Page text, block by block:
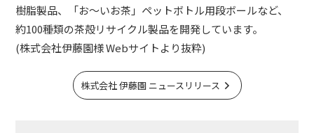
樹脂製品、「お～いお茶」ペットボトル用段ボールなど、
約100種類の茶殻リサイクル製品を開発しています。
(株式会社伊藤園様 Webサイトより抜粋)
株式会社 伊藤園 ニュースリリース